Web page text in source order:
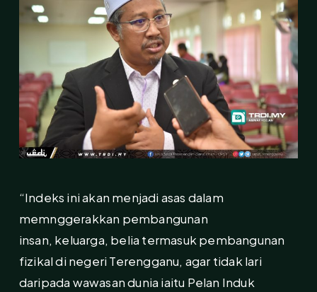
“Indeks ini akan menjadi asas dalam
memnggerakkan pembangunan
insan, keluarga, belia termasuk pembangunan
fizikal di negeri Terengganu, agar tidak lari
daripada wawasan dunia iaitu Pelan Induk